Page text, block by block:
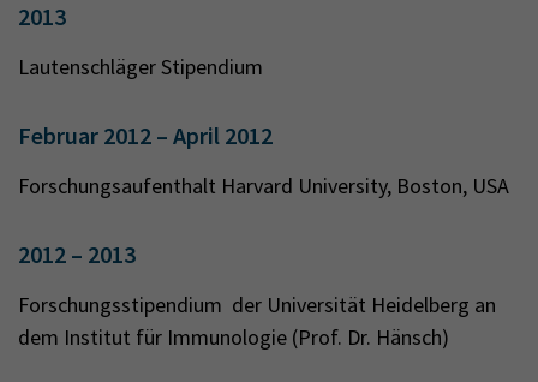
2013
Lautenschläger Stipendium
Februar 2012 – April 2012
Forschungsaufenthalt Harvard University, Boston, USA
2012 – 2013
Forschungsstipendium der Universität Heidelberg an
dem Institut für Immunologie (Prof. Dr. Hänsch)